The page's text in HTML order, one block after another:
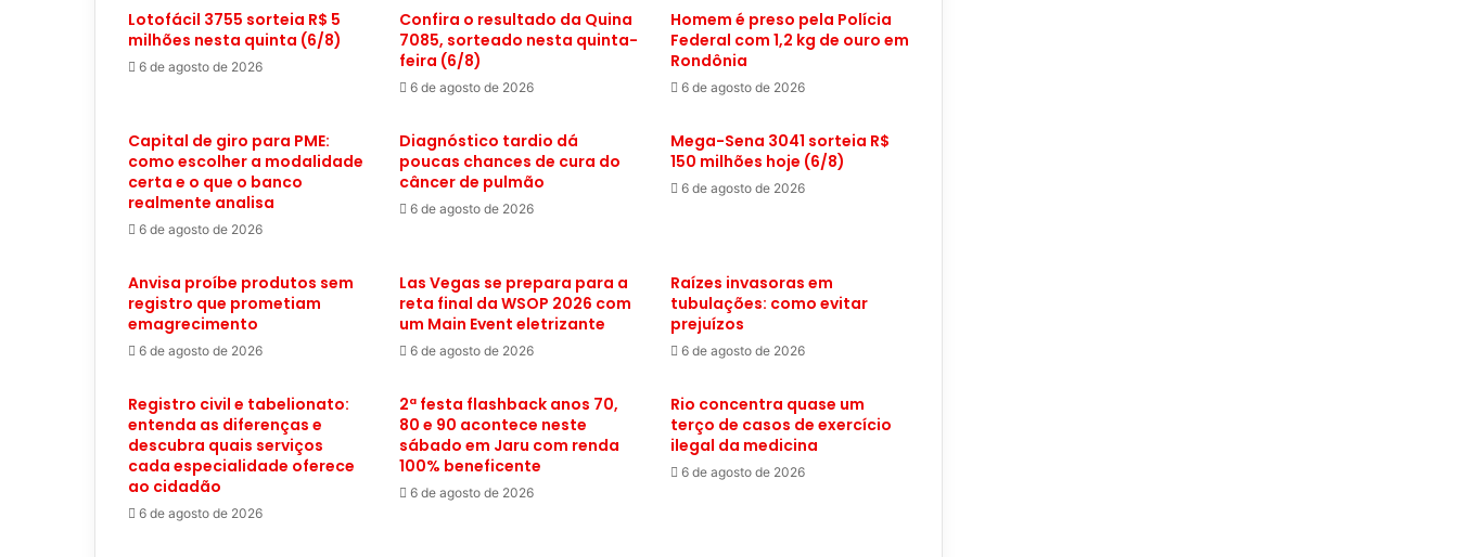
Lotofácil 3755 sorteia R$ 5
milhões nesta quinta (6/8)
6 de agosto de 2026
Confira o resultado da Quina
7085, sorteado nesta quinta-
feira (6/8)
6 de agosto de 2026
Homem é preso pela Polícia
Federal com 1,2 kg de ouro em
Rondônia
6 de agosto de 2026
Capital de giro para PME:
como escolher a modalidade
certa e o que o banco
realmente analisa
6 de agosto de 2026
Diagnóstico tardio dá
poucas chances de cura do
câncer de pulmão
6 de agosto de 2026
Mega-Sena 3041 sorteia R$
150 milhões hoje (6/8)
6 de agosto de 2026
Anvisa proíbe produtos sem
registro que prometiam
emagrecimento
6 de agosto de 2026
Las Vegas se prepara para a
reta final da WSOP 2026 com
um Main Event eletrizante
6 de agosto de 2026
Raízes invasoras em
tubulações: como evitar
prejuízos
6 de agosto de 2026
Registro civil e tabelionato:
entenda as diferenças e
descubra quais serviços
cada especialidade oferece
ao cidadão
6 de agosto de 2026
2ª festa flashback anos 70,
80 e 90 acontece neste
sábado em Jaru com renda
100% beneficente
6 de agosto de 2026
Rio concentra quase um
terço de casos de exercício
ilegal da medicina
6 de agosto de 2026